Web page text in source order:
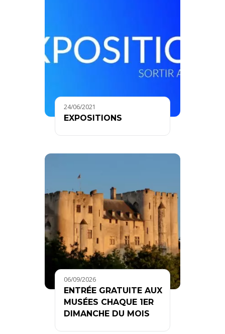
24/06/2021
EXPOSITIONS
06/09/2026
ENTRÉE GRATUITE AUX
MUSÉES CHAQUE 1ER
DIMANCHE DU MOIS